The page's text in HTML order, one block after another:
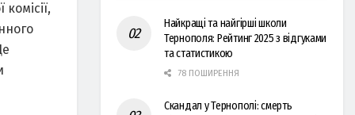
Найкращі та найгірші школи
Тернополя: Рейтинг 2025 з відгуками
та статистикою
78 ПОШИРЕННЯ
Скандал у Тернополі: смерть